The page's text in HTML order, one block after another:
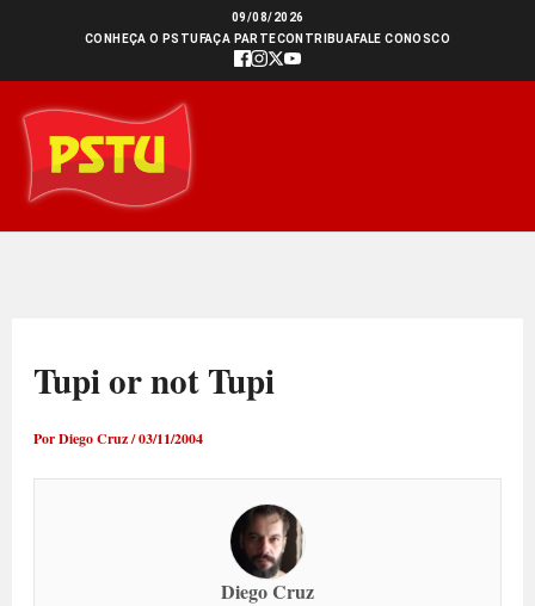
conteúdo
09/08/2026
CONHEÇA O PSTU FAÇA PARTECONTRIBUAFALE CONOSCO
Tupi or not Tupi
PorDiego Cruz/03/11/2004
Diego Cruz